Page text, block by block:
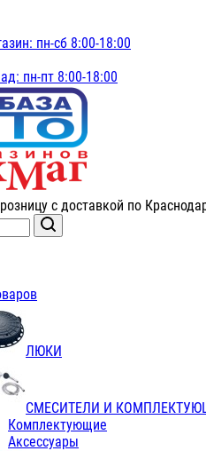
пн-сб 8:00-18:00
пн-пт 8:00-18:00
с доставкой по
ЛЮКИ
СМЕСИТЕЛИ И
Комплектующие
Аксессуары